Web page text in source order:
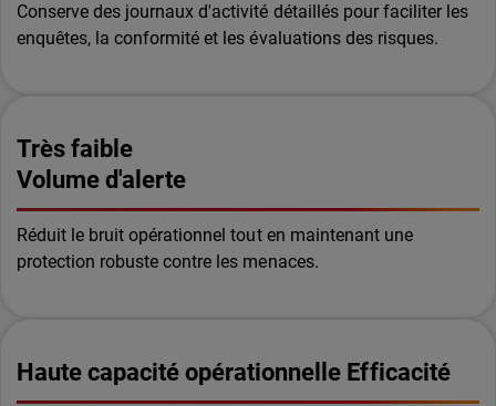
Conserve des journaux d'activité détaillés pour faciliter les
enquêtes, la conformité et les évaluations des risques.
Très faible
Volume d'alerte
Réduit le bruit opérationnel tout en maintenant une
protection robuste contre les menaces.
Haute capacité opérationnelle Efficacité